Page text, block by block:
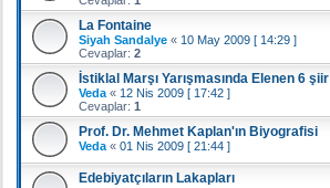
La Fontaine
Siyah Sandalye « 10 May 2009 [ 14:29 ]
Cevaplar: 2
İstiklal Marşı Yarışmasında Elenen 6 şiir
Veda « 12 Nis 2009 [ 17:42 ]
Cevaplar: 1
Prof. Dr. Mehmet Kaplan'ın Biyografisi
Veda « 01 Nis 2009 [ 21:44 ]
Edebiyatçıların Lakapları